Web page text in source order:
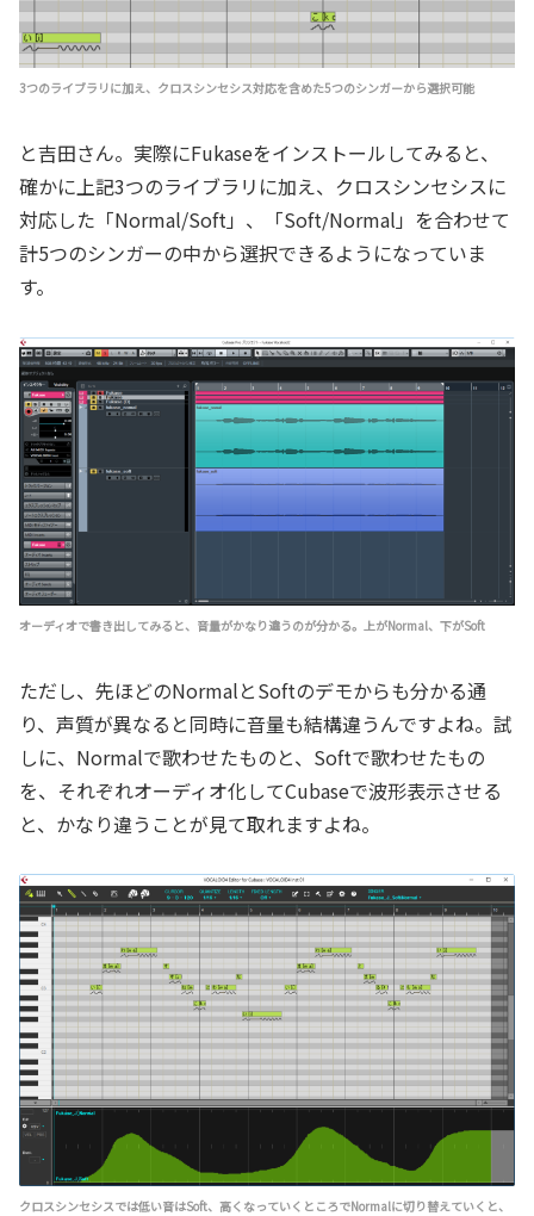
3つのライブラリに加え、クロスシンセシス対応を含めた5つのシンガーから選択可能
と吉田さん。実際にFukaseをインストールしてみると、
確かに上記3つのライブラリに加え、クロスシンセシスに
対応した「Normal/Soft」、「Soft/Normal」を合わせて
計5つのシンガーの中から選択できるようになっていま
す。
オーディオで書き出してみると、音量がかなり違うのが分かる。上がNormal、下がSoft
ただし、先ほどのNormalとSoftのデモからも分かる通
り、声質が異なると同時に音量も結構違うんですよね。試
しに、Normalで歌わせたものと、Softで歌わせたもの
を、それぞれオーディオ化してCubaseで波形表示させる
と、かなり違うことが見て取れますよね。
クロスシンセシスでは低い音はSoft、高くなっていくところでNormalに切り替えていくと、